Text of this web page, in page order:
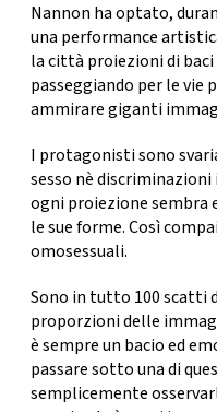
Nannon ha optato,
una performance
la città proiezioni di
passeggiando per le vie
ammiraregiganti
I protagonisti sono
sesso nè
ogni proiezione sembra
le sue forme. Così
omosessuali.
Sono in tutto 100 scatti
proporzioni delle
è sempre un bacio ed
passare sotto una di
semplicemente